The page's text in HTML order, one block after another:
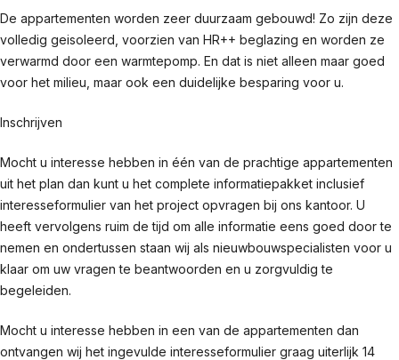
De appartementen worden zeer duurzaam gebouwd! Zo zijn deze
volledig geisoleerd, voorzien van HR++ beglazing en worden ze
verwarmd door een warmtepomp. En dat is niet alleen maar goed
voor het milieu, maar ook een duidelijke besparing voor u.
Inschrijven
Mocht u interesse hebben in één van de prachtige appartementen
uit het plan dan kunt u het complete informatiepakket inclusief
interesseformulier van het project opvragen bij ons kantoor. U
heeft vervolgens ruim de tijd om alle informatie eens goed door te
nemen en ondertussen staan wij als nieuwbouwspecialisten voor u
klaar om uw vragen te beantwoorden en u zorgvuldig te
begeleiden.
Mocht u interesse hebben in een van de appartementen dan
ontvangen wij het ingevulde interesseformulier graag uiterlijk 14